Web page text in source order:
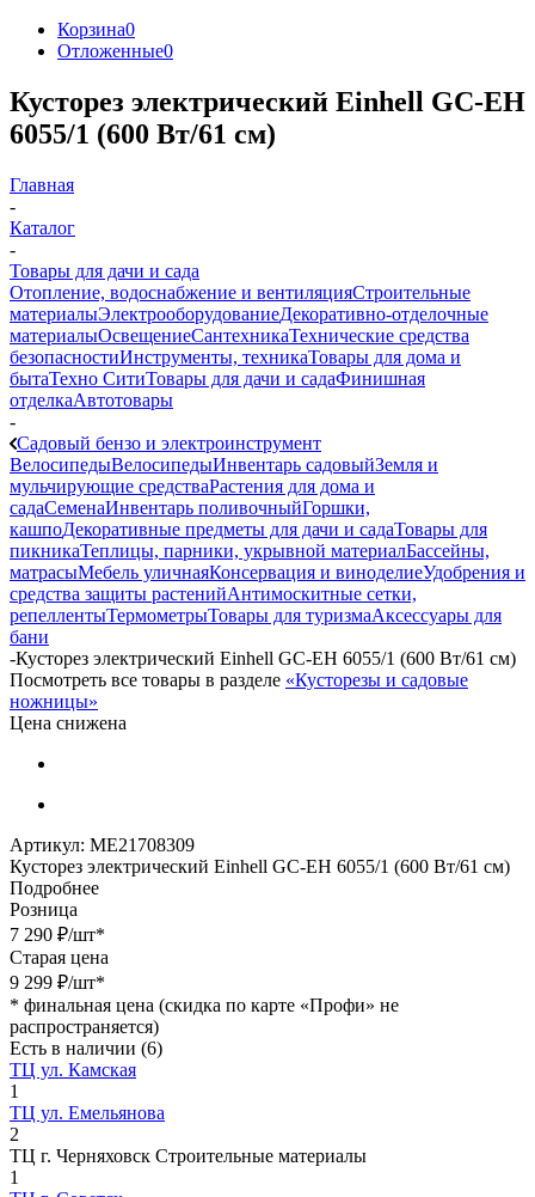
Корзина0
Отложенные0
Кусторез электрический Einhell GC-EH
6055/1 (600 Вт/61 см)
Главная
-
Каталог
-
Товары для дачи и сада
Отопление, водоснабжение и вентиляцияСтроительные
материалыЭлектрооборудованиеДекоративно-отделочные
материалыОсвещениеСантехникаТехнические средства
безопасностиИнструменты, техникаТовары для дома и
бытаТехно СитиТовары для дачи и садаФинишная
отделкаАвтотовары
-
Садовый бензо и электроинструмент
ВелосипедыВелосипедыИнвентарь садовыйЗемля и
мульчирующие средстваРастения для дома и
садаСеменаИнвентарь поливочныйГоршки,
кашпоДекоративные предметы для дачи и садаТовары для
пикникаТеплицы, парники, укрывной материалБассейны,
матрасыМебель уличнаяКонсервация и виноделиеУдобрения и
средства защиты растенийАнтимоскитные сетки,
репеллентыТермометрыТовары для туризмаАксессуары для
бани
-Кусторез электрический Einhell GC-EH 6055/1 (600 Вт/61 см)
Посмотреть все товары в разделе «Кусторезы и садовые
ножницы»
Цена снижена
Артикул: МЕ21708309
Кусторез электрический Einhell GC-EH 6055/1 (600 Вт/61 см)
Подробнее
Розница
7 290 ₽/шт*
Старая цена
9 299 ₽/шт*
* финальная цена (скидка по карте «Профи» не
распространяется)
Есть в наличии (6)
ТЦ ул. Камская
1
ТЦ ул. Емельянова
2
ТЦ г. Черняховск Строительные материалы
1